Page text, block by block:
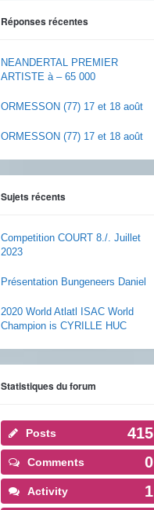
Réponses récentes
NEANDERTAL PREMIER
ARTISTE à – 65 000
ORMESSON (77) 17 et 18 août
ORMESSON (77) 17 et 18 août
Sujets récents
Competition COURT 8./. Juillet
2023
Présentation Bungeneers Daniel
2020 World Atlatl ISAC World
Champion is CYRILLE HUC
Statistiques du forum
Posts 415
Comments 0
Activity 1